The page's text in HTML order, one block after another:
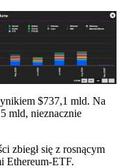
$737,1 mld. Na
mld, nieznacznie
zbiegł się z rosnącym
Ethereum-ETF.